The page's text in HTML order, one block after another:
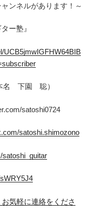
ンネルがあります！～
ー塾』
UCB5jmwIGFHW64BIB
名 下園 聡）
satoshi0724
satoshi.shimozono
satoshi_guitar
気軽に連絡をくださ